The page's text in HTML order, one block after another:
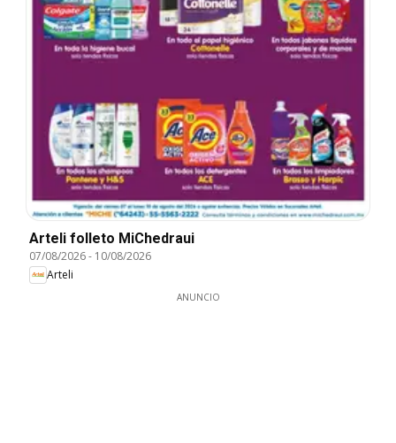
Arteli folleto MiChedraui
07/08/2026- 10/08/2026
Arteli
ANUNCIO